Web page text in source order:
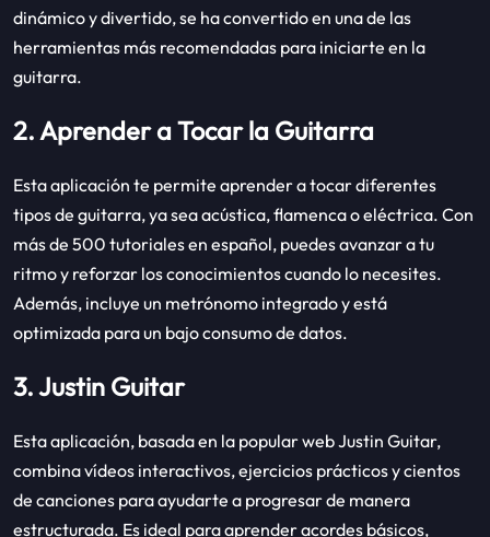
dinámico y divertido, se ha convertido en una de las
herramientas más recomendadas para iniciarte en la
guitarra.
2. Aprender a Tocar la Guitarra
Esta aplicación te permite aprender a tocar diferentes
tipos de guitarra, ya sea acústica, flamenca o eléctrica. Con
más de 500 tutoriales en español, puedes avanzar a tu
ritmo y reforzar los conocimientos cuando lo necesites.
Además, incluye un metrónomo integrado y está
optimizada para un bajo consumo de datos.
3. Justin Guitar
Esta aplicación, basada en la popular web Justin Guitar,
combina vídeos interactivos, ejercicios prácticos y cientos
de canciones para ayudarte a progresar de manera
estructurada. Es ideal para aprender acordes básicos,